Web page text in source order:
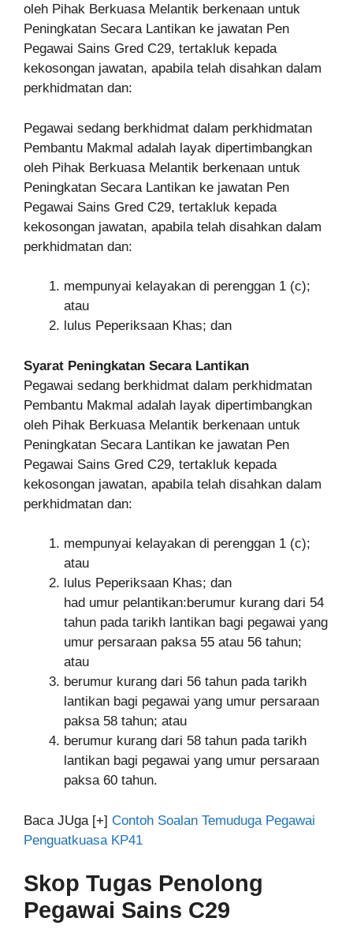
oleh Pihak Berkuasa Melantik berkenaan untuk
Peningkatan Secara Lantikan ke jawatan Pen
Pegawai Sains Gred C29, tertakluk kepada
kekosongan jawatan, apabila telah disahkan dalam
perkhidmatan dan:
Pegawai sedang berkhidmat dalam perkhidmatan
Pembantu Makmal adalah layak dipertimbangkan
oleh Pihak Berkuasa Melantik berkenaan untuk
Peningkatan Secara Lantikan ke jawatan Pen
Pegawai Sains Gred C29, tertakluk kepada
kekosongan jawatan, apabila telah disahkan dalam
perkhidmatan dan:
mempunyai kelayakan di perenggan 1 (c);
atau
lulus Peperiksaan Khas; dan
Syarat Peningkatan Secara Lantikan
Pegawai sedang berkhidmat dalam perkhidmatan
Pembantu Makmal adalah layak dipertimbangkan
oleh Pihak Berkuasa Melantik berkenaan untuk
Peningkatan Secara Lantikan ke jawatan Pen
Pegawai Sains Gred C29, tertakluk kepada
kekosongan jawatan, apabila telah disahkan dalam
perkhidmatan dan:
mempunyai kelayakan di perenggan 1 (c);
atau
lulus Peperiksaan Khas; dan
had umur pelantikan:berumur kurang dari 54
tahun pada tarikh lantikan bagi pegawai yang
umur persaraan paksa 55 atau 56 tahun;
atau
berumur kurang dari 56 tahun pada tarikh
lantikan bagi pegawai yang umur persaraan
paksa 58 tahun; atau
berumur kurang dari 58 tahun pada tarikh
lantikan bagi pegawai yang umur persaraan
paksa 60 tahun.
Baca JUga [+] Contoh Soalan Temuduga Pegawai
Penguatkuasa KP41
Skop Tugas Penolong
Pegawai Sains C29